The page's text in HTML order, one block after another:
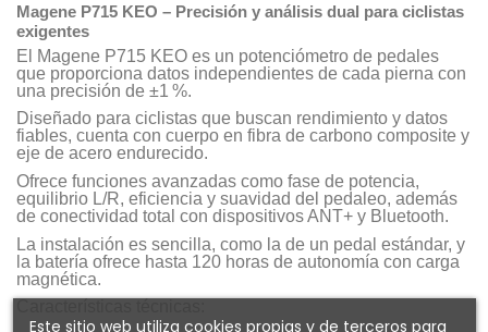
Magene P715 KEO – Precisión y análisis dual para ciclistas
exigentes
El Magene P715 KEO es un potenciómetro de pedales
que proporciona datos independientes de cada pierna con
una precisión de ±1 %.
Diseñado para ciclistas que buscan rendimiento y datos
fiables, cuenta con cuerpo en fibra de carbono composite y
eje de acero endurecido.
Ofrece funciones avanzadas como fase de potencia,
equilibrio L/R, eficiencia y suavidad del pedaleo, además
de conectividad total con dispositivos ANT+ y Bluetooth.
La instalación es sencilla, como la de un pedal estándar, y
la batería ofrece hasta 120 horas de autonomía con carga
magnética.
Este sitio web utiliza cookies propias y de terceros para